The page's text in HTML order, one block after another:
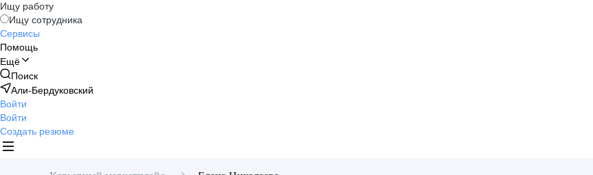
Ищу работу
Ищу сотрудника
Сервисы
Помощь
Ещё
Поиск
Али-Бердуковский
Войти
Войти
Создать резюме